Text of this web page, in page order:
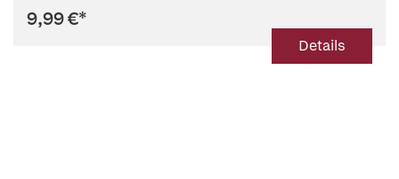
9,99 €*
Details